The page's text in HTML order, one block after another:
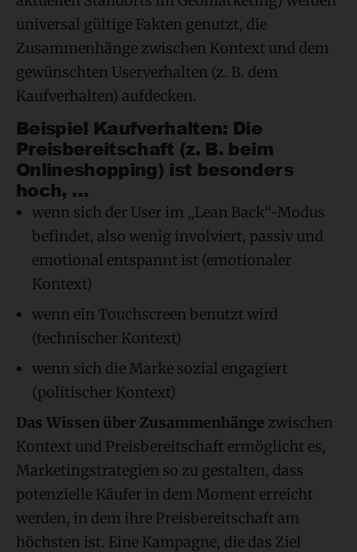
universal gültige Fakten genutzt, die
Zusammenhänge zwischen Kontext und dem
gewünschten Userverhalten (z. B. dem
Kaufverhalten) aufdecken.
Beispiel Kaufverhalten: Die
Preisbereitschaft (z. B. beim
Onlineshopping) ist besonders
hoch, …
wenn sich der User im „Lean Back“-Modus
befindet, also wenig involviert, passiv und
emotional entspannt ist (emotionaler
Kontext)
wenn ein Touchscreen benutzt wird
(technischer Kontext)
wenn sich die Marke sozial engagiert
(politischer Kontext)
Das Wissen über Zusammenhänge zwischen
Kontext und Preisbereitschaft ermöglicht es,
Marketingstrategien so zu gestalten, dass
potenzielle Käufer in dem Moment erreicht
werden, in dem ihre Preisbereitschaft am
höchsten ist. Eine Kampagne, die das Ziel